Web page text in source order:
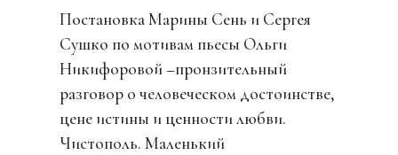
Постановка Марины Сень и Сергея
Сушко по мотивам пьесы Ольги
Никифоровой –пронзительный
разговор о человеческом достоинстве,
цене истины и ценности любви.
Чистополь. Маленький